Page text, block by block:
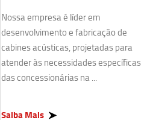
Nossa empresa é líder em
desenvolvimento e fabricação de
cabines acústicas, projetadas para
atender às necessidades específicas
das concessionárias na ...
Saiba Mais